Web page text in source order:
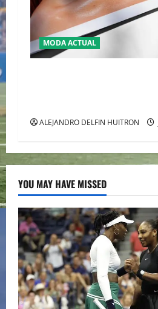
MODA ACTUAL
ALEJANDRO DELFIN HUITRON
YOU MAY HAVE MISSED